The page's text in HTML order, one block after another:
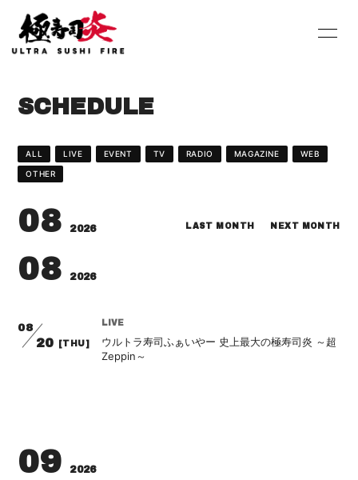
SCHEDULE
DISCOGRAPHY Youtube
MOVIE PHOTO
Contact
SCHEDULE
ALL LIVE EVENT TV RADIO MAGAZINE WEB
OTHER
08 2026 LAST MONTH NEXT MONTH
08 2026
08
20 [THU]
LIVE
ウルトラ寿司ふぁいやー 史上最大の極寿司炎 ～超
Zeppin～
09 2026